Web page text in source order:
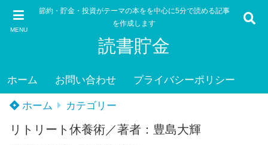
MENU
節約・貯金・投資がテーマの本をを中心に5分で読める記事
を作成します
読書貯金
ホーム お問い合わせ プライバシーポリシー
ホーム カテゴリー
リトリート休養術／著者：豊島大輝